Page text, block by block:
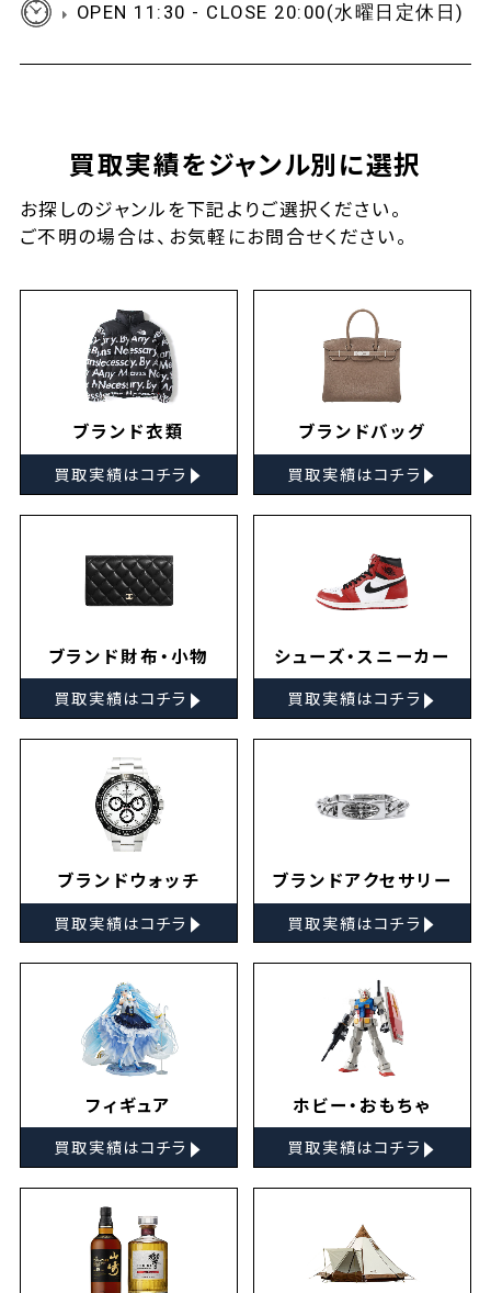
OPEN 11:30 - CLOSE 20:00(水曜日定休日)
買取実績をジャンル別に選択
お探しのジャンルを下記よりご選択ください。
ご不明の場合は、お気軽にお問合せください。
ブランド衣類
買取実績はコチラ ▸
ブランドバッグ
買取実績はコチラ ▸
ブランド財布・小物
買取実績はコチラ ▸
シューズ・スニーカー
買取実績はコチラ ▸
ブランドウォッチ
買取実績はコチラ ▸
ブランドアクセサリー
買取実績はコチラ ▸
フィギュア
買取実績はコチラ ▸
ホビー・おもちゃ
買取実績はコチラ ▸